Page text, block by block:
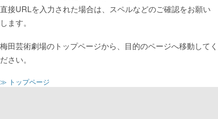
直接URLを入力された場合は、スペルなどのご確認をお願い
します。
梅田芸術劇場のトップページから、目的のページへ移動してく
ださい。
≫ トップページ